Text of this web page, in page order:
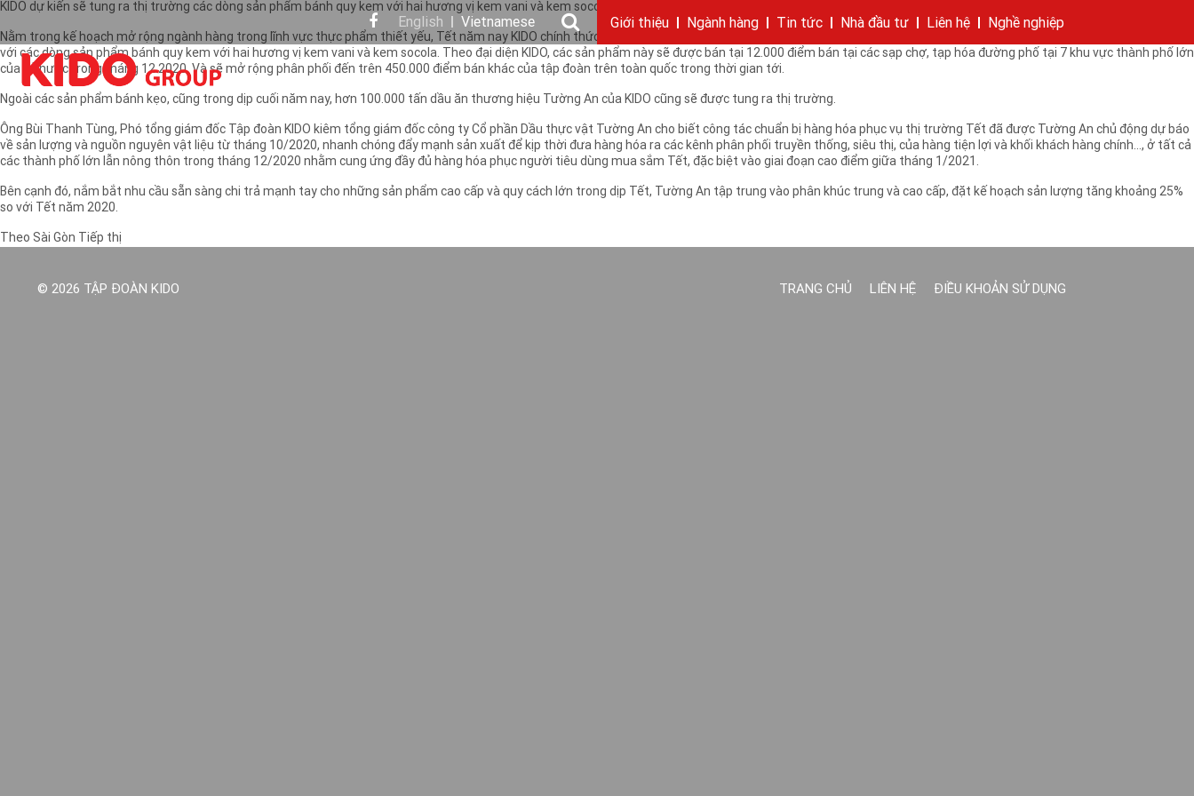
English Vietnamese Giới thiệu
Câu chuyện KIDO Chặng đường Cam kết của KIDO Nhà sáng lập
Ngành hàng
Ngành dầu Ngành gia vị Ngành bánh
Tin tức
Tin tức & sự kiện Thông cáo báo chí của tập đoàn
Nhà đầu tư
Thông điệp Ban điều hành Báo cáo Thông tin cổ phần Các công ty thành viên Liên hệ
Liên hệ Nghề nghiệp
Giới thiệu Nhu cầu tuyển dụng
KIDO dự kiến sẽ tung ra thị trường các dòng sản phẩm bánh quy kem với hai hương vị kem vani và kem socola, hơn 100.000 tấn dầu ăn Tường An ra thị trường vào cuối năm nay.
Nằm trong kế hoạch mở rộng ngành hàng trong lĩnh vực thực phẩm thiết yếu, Tết năm nay KIDO chính thức đánh dấu sự hiện diện của mình trên thị trường bánh kẹo Việt. KIDO tung ra thị trường bánh Tết Việt Nam
với các dòng sản phẩm bánh quy kem với hai hương vị kem vani và kem socola. Theo đại diện KIDO, các sản phẩm này sẽ được bán tại 12.000 điểm bán tại các sạp chợ, tạp hóa đường phố tại 7 khu vực thành phố lớn
của cả nước trong tháng 12.2020. Và sẽ mở rộng phân phối đến trên 450.000 điểm bán khác của tập đoàn trên toàn quốc trong thời gian tới.
Ngoài các sản phẩm bánh kẹo, cũng trong dịp cuối năm nay, hơn 100.000 tấn dầu ăn thương hiệu Tường An của KIDO cũng sẽ được tung ra thị trường.
Ông Bùi Thanh Tùng, Phó tổng giám đốc Tập đoàn KIDO kiêm tổng giám đốc công ty Cổ phần Dầu thực vật Tường An cho biết công tác chuẩn bị hàng hóa phục vụ thị trường Tết đã được Tường An chủ động dự báo
về sản lượng và nguồn nguyên vật liệu từ tháng 10/2020, nhanh chóng đẩy mạnh sản xuất để kịp thời đưa hàng hóa ra các kênh phân phối truyền thống, siêu thị, của hàng tiện lợi và khối khách hàng chính..., ở tất cả
các thành phố lớn lẫn nông thôn trong tháng 12/2020 nhằm cung ứng đầy đủ hàng hóa phục người tiêu dùng mua sắm Tết, đặc biệt vào giai đoạn cao điểm giữa tháng 1/2021.
Bên cạnh đó, nắm bắt nhu cầu sẵn sàng chi trả mạnh tay cho những sản phẩm cao cấp và quy cách lớn trong dịp Tết, Tường An tập trung vào phân khúc trung và cao cấp, đặt kế hoạch sản lượng tăng khoảng 25%
so với Tết năm 2020.
Theo Sài Gòn Tiếp thị
TRANG CHỦ LIÊN HỆ ĐIỀU KHOẢN SỬ DỤNG
© 2026 TẬP ĐOÀN KIDO